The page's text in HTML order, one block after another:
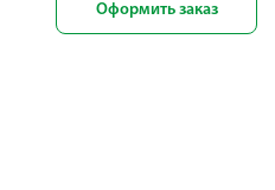
Оформить заказ